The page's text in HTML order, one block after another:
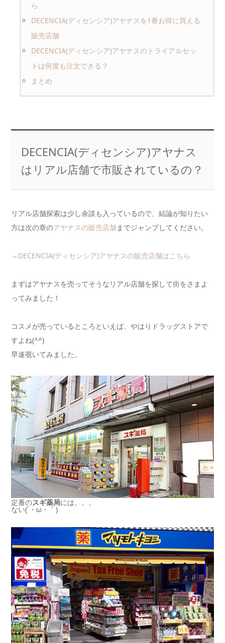
ら
DECENCIA(ディセンシア)アヤナスを1番お得に買える
販売店舗
DECENCIA(ディセンシア)アヤナスのトライアルセッ
トは何度も注文できる？
まとめ
DECENCIA(ディセンシア)アヤナス
はリアル店舗で市販されているの？
リアル店舗探索は少し余談も入っているので、結論が知りたい
方は次の章のアヤナスの販売店舗 までジャンプしてください。
→DECENCIA(ディセンシア)アヤナスの販売店舗はこちら
まずはアヤナスを売ってそうなリアル店舗を探して街をさまよ
ってみました！
コスメが売っているところといえば、やはりドラッグストアで
すよね(^^)
早速覗いてみました。
定番のスギ薬局には。。。
ない(´・ω・｀)